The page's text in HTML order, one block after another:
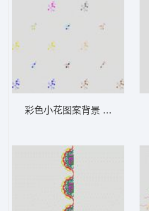
彩色小花图案背景 大花样